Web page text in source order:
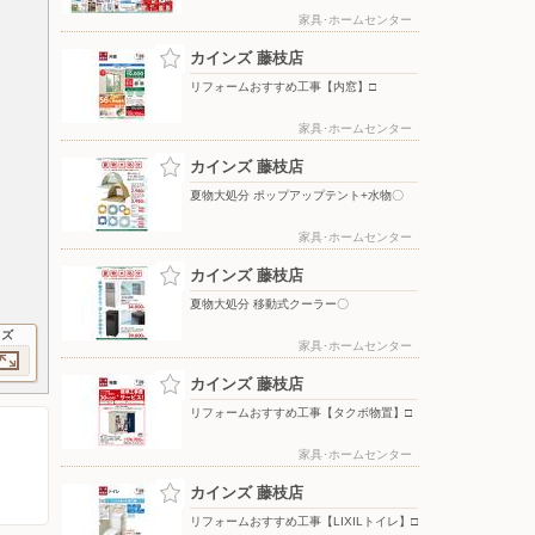
家具･ホームセンター
カインズ 藤枝店
リフォームおすすめ工事【内窓】□
家具･ホームセンター
カインズ 藤枝店
夏物大処分 ポップアップテント+水物〇
家具･ホームセンター
カインズ 藤枝店
夏物大処分 移動式クーラー〇
家具･ホームセンター
カインズ 藤枝店
リフォームおすすめ工事【タクボ物置】□
家具･ホームセンター
カインズ 藤枝店
リフォームおすすめ工事【LIXILトイレ】□